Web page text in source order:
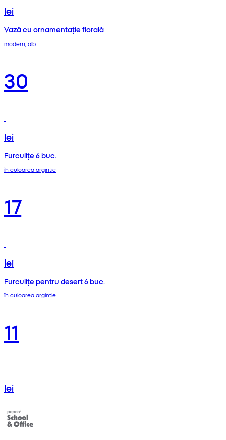
lei
Vază cu ornamentație florală
modern, alb
30
lei
Furculițe 6 buc.
în culoarea argintie
17
lei
Furculițe pentru desert 6 buc.
în culoarea argintie
11
lei